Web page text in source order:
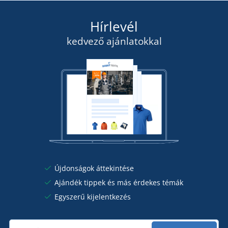
RÉSZLETEK
Hírlevél
kedvező ajánlatokkal
Újdonságok áttekintése
Ajándék tippek és más érdekes témák
Egyszerű kijelentkezés